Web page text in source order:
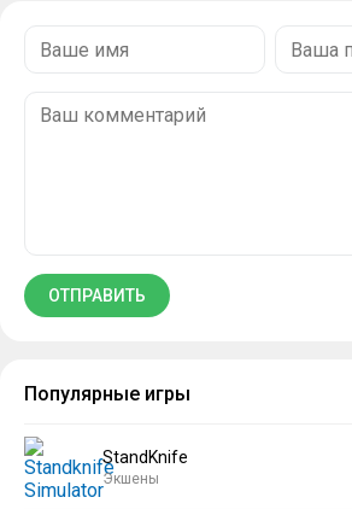
Популярные игры
StandKnife
Экшены